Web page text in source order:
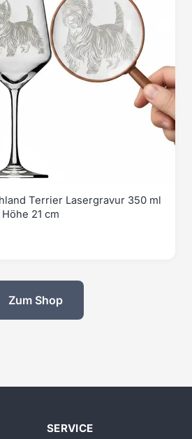
Terrier Lasergravur 350 ml
21 cm
Zum Shop
SERVICE